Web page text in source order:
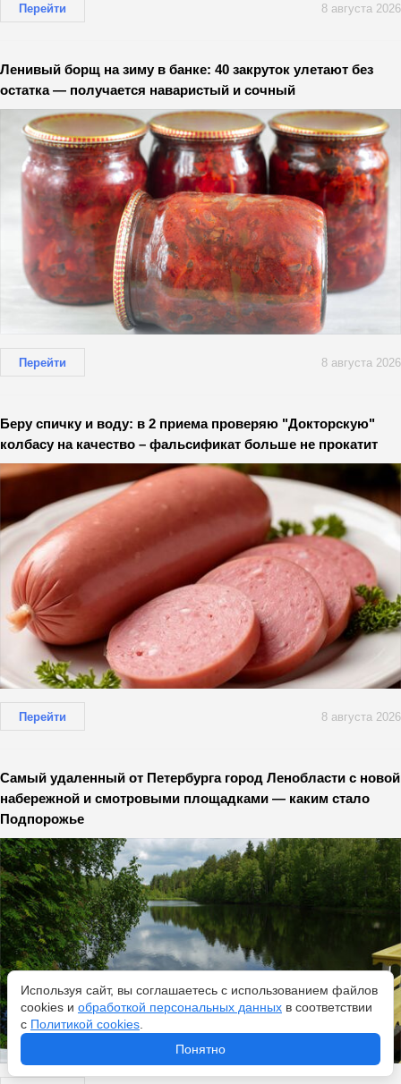
Перейти 8 августа 2026
Ленивый борщ на зиму в банке: 40 закруток улетают без
остатка — получается наваристый и сочный
Перейти 8 августа 2026
Беру спичку и воду: в 2 приема проверяю "Докторскую"
колбасу на качество – фальсификат больше не прокатит
Перейти 8 августа 2026
Самый удаленный от Петербурга город Ленобласти с новой
набережной и смотровыми площадками — каким стало
Подпорожье
Используя сайт, вы соглашаетесь с использованием файлов
cookies и обработкой персональных данных в соответствии
с Политикой cookies
Понятно